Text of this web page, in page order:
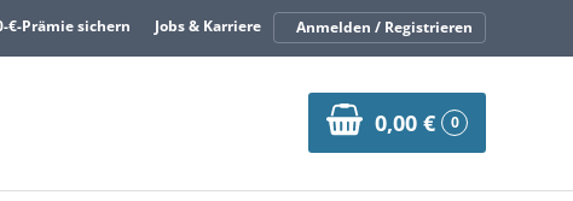
€-Prämie sichern Jobs & Karriere Anmelden / Registrieren
0,00 € 0